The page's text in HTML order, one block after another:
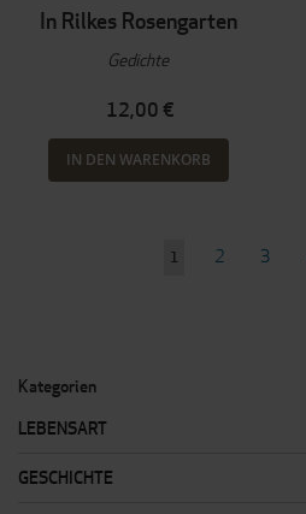
In Rilkes Rosengarten
Gedichte
12,00 €
IN DEN WARENKORB
Sie
1 Seite
2 Seite
3
Kategorien
LEBENSART
GESCHICHTE